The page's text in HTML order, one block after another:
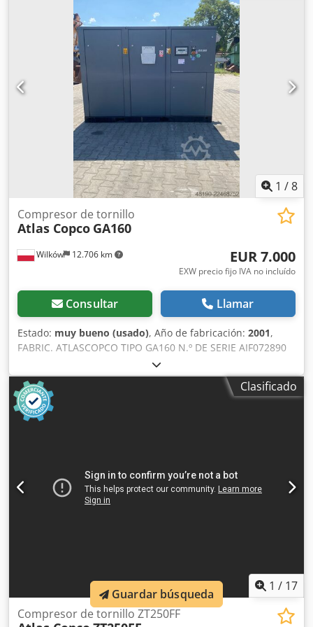
1 /8
Wilków 12.706 km
Compresor de tornillo
Atlas Copco GA160
EUR 7.000
EXW precio fijo IVA no incluído
Consultar Llamar
Estado: muy bueno (usado), Año de fabricación: 2001,
FABRIC. ATLASCOPCO TIPO GA160 N.º DE SERIE AIF072890
AÑO 2001 Dedpfxszq Afuo Afljkr POTENCIA (kW) 167
CAUDAL (m3/min) 21 PRESIÓN (bar) 8,5 HORAS
(FUNCIONAMIENTO/TOTAL) INVERSOR DE FRECUENCIA no
SECADOR INTEGRADO no INTERCAMBIADOR no
ENFRIAMIENTO (AIRE/AGUA) aire INSTALADO EN EL
Clasificado
1 / 17
Compresor de tornillo ZT250FF
Guardar búsqueda